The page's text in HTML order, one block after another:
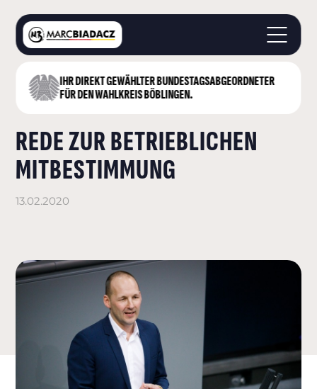
IHR DIREKT GEWÄHLTER BUNDESTAGS­ABGEORDNETER
FÜR DEN WAHLKREIS BÖBLINGEN.
STARTSEITE
LANDKREIS BÖBLINGEN
DEUTSCHER BUNDESTAG
AKTUELLES
REDE ZUR BETRIEBLICHEN
MITBESTIMMUNG
13.02.2020